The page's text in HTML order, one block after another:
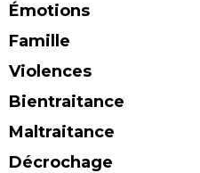
Émotions
Famille
Violences
Bientraitance
Maltraitance
Décrochage